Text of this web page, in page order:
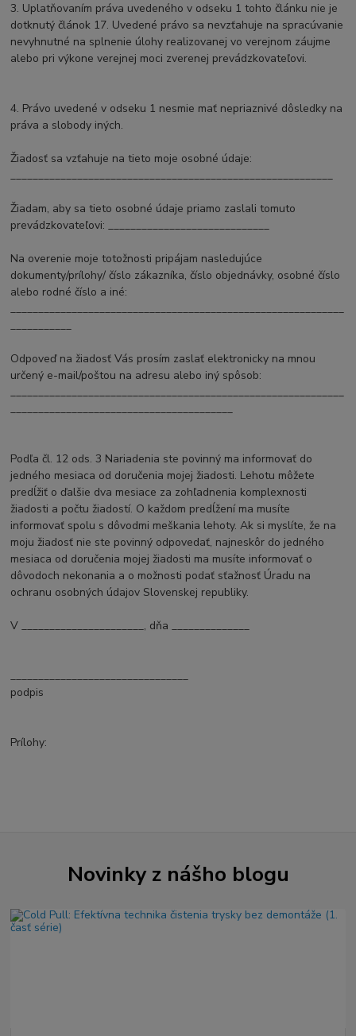
3. Uplatňovaním práva uvedeného v odseku 1 tohto článku nie je
dotknutý článok 17. Uvedené právo sa nevzťahuje na spracúvanie
nevyhnutné na splnenie úlohy realizovanej vo verejnom záujme
alebo pri výkone verejnej moci zverenej prevádzkovateľovi.
4. Právo uvedené v odseku 1 nesmie mať nepriaznivé dôsledky na
práva a slobody iných.
Žiadosť sa vzťahuje na tieto moje osobné údaje:
__________________________________________________________
Žiadam, aby sa tieto osobné údaje priamo zaslali tomuto
prevádzkovateľovi: _____________________________
Na overenie moje totožnosti pripájam nasledujúce
dokumenty/prílohy/ číslo zákazníka, číslo objednávky, osobné číslo
alebo rodné číslo a iné:
____________________________________________________________
___________
Odpoveď na žiadosť Vás prosím zaslať elektronicky na mnou
určený e-mail/poštou na adresu alebo iný spôsob:
____________________________________________________________
________________________________________
Podľa čl. 12 ods. 3 Nariadenia ste povinný ma informovať do
jedného mesiaca od doručenia mojej žiadosti. Lehotu môžete
predĺžiť o ďalšie dva mesiace za zohľadnenia komplexnosti
žiadosti a počtu žiadostí. O každom predĺžení ma musíte
informovať spolu s dôvodmi meškania lehoty. Ak si myslíte, že na
moju žiadosť nie ste povinný odpovedať, najneskôr do jedného
mesiaca od doručenia mojej žiadosti ma musíte informovať o
dôvodoch nekonania a o možnosti podať sťažnosť Úradu na
ochranu osobných údajov Slovenskej republiky.
V ______________________, dňa ______________
________________________________
podpis
Prílohy:
Novinky z nášho blogu